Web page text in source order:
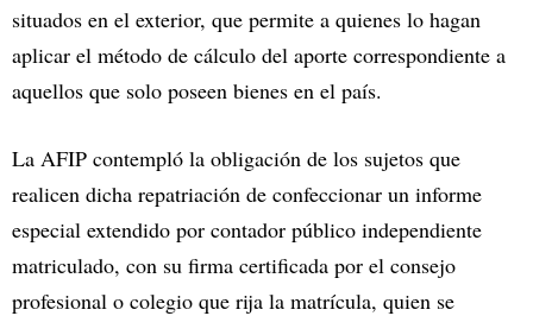
situados en el exterior, que permite a quienes lo hagan
aplicar el método de cálculo del aporte correspondiente a
aquellos que solo poseen bienes en el país.
La AFIP contempló la obligación de los sujetos que
realicen dicha repatriación de confeccionar un informe
especial extendido por contador público independiente
matriculado, con su firma certificada por el consejo
profesional o colegio que rija la matrícula, quien se